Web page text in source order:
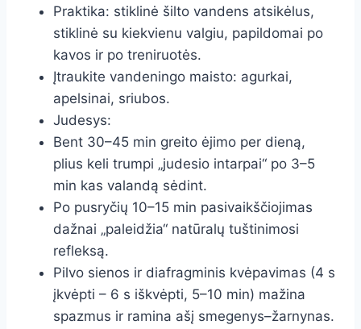
Praktika: stiklinė šilto vandens atsikėlus,
stiklinė su kiekvienu valgiu, papildomai po
kavos ir po treniruotės.
Įtraukite vandeningo maisto: agurkai,
apelsinai, sriubos.
Judesys:
Bent 30–45 min greito ėjimo per dieną,
plius keli trumpi „judesio intarpai“ po 3–5
min kas valandą sėdint.
Po pusryčių 10–15 min pasivaikščiojimas
dažnai „paleidžia“ natūralų tuštinimosi
refleksą.
Pilvo sienos ir diafragminis kvėpavimas (4 s
įkvėpti – 6 s iškvėpti, 5–10 min) mažina
spazmus ir ramina ašį smegenys–žarnynas.